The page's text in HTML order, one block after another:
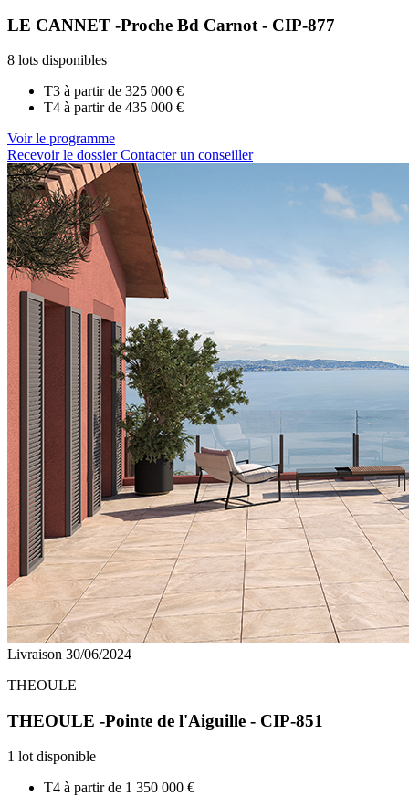
LE CANNET -Proche Bd Carnot - CIP-877
8 lots disponibles
T3 à partir de 325 000 €
T4 à partir de 435 000 €
Voir le programme
Recevoir le dossierContacter un conseiller
Livraison 30/06/2024
THEOULE
THEOULE -Pointe de l'Aiguille - CIP-851
1 lot disponible
T4 à partir de 1 350 000 €